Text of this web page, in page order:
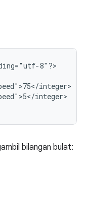
8"?>
integer>
bilangan bulat: